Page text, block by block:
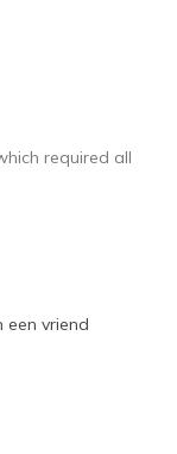
required all
een vriend